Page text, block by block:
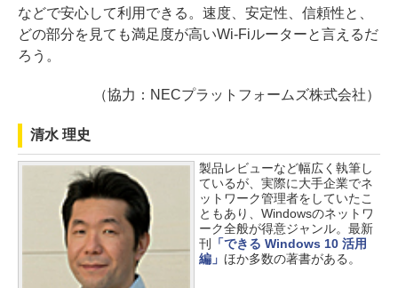
などで安心して利用できる。速度、安定性、信頼性と、
どの部分を見ても満足度が高いWi-Fiルーターと言えるだ
ろう。
（協力：NECプラットフォームズ株式会社）
清水 理史
製品レビューなど幅広く執筆し
ているが、実際に大手企業でネ
ットワーク管理者をしていたこ
ともあり、Windowsのネットワ
ーク全般が得意ジャンル。最新
刊 「できる Windows 10 活用
編」 ほか多数の著書がある。